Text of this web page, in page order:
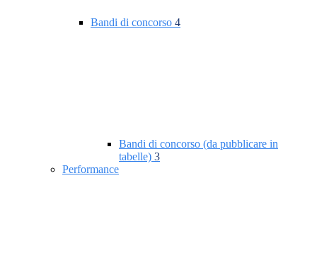
Bandi di concorso 4
Bandi di concorso (da pubblicare in
tabelle) 3
Performance